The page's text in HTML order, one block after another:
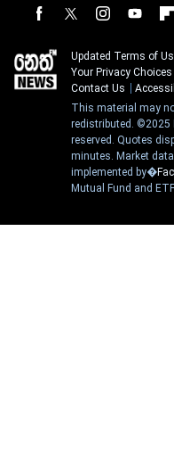
Updated Terms of
Your Privacy Choices
Contact Us
This material may
redistributed. ©2025
reserved. Quotes
minutes. Market
implemented by�
Mutual Fund and